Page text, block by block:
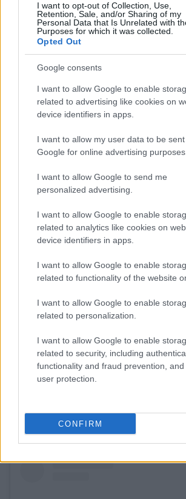
I want to opt-out of Collection, Use,
Retention, Sale, and/or Sharing of my
Personal Data that Is Unrelated with
Purposes for which it was collected.
Opted Out
Google consents
I want to allow Google to enable
related to advertising like cookies on
device identifiers in apps.
I want to allow my user data to be
Google for online advertising purposes.
I want to allow Google to send me
personalized advertising.
I want to allow Google to enable
related to analytics like cookies on
device identifiers in apps.
I want to allow Google to enable
related to functionality of the website
I want to allow Google to enable
related to personalization.
I want to allow Google to enable
related to security, including
functionality and fraud prevention,
user protection.
CONFIRM
Δείτε αυτή τη δημοσίευση στο